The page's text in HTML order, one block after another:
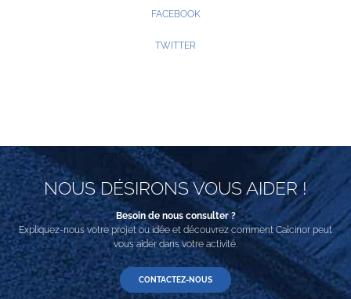
FACEBOOK
TWITTER
NOUS DÉSIRONS VOUS AIDER !
Besoin de nous consulter ?
Expliquez-nous votre projet ou idée et découvrez comment Calcinor peut
vous aider dans votre activité.
CONTACTEZ-NOUS